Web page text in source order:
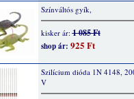
Színváltós gyík,
kisker ár:1 085 Ft
shop ár: 925 Ft
Szilícium dióda 1N 4148,
V